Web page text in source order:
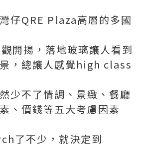
仔QRE Plaza高層的多國
開揚，落地玻璃讓人看到
，總讓人感覺high class
少不了情調、景緻、餐廳
、價錢等五大考慮因素
了不少，就決定到